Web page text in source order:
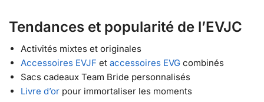
Tendances et popularité de l’EVJC
Activités mixtes et originales
Accessoires EVJF et accessoires EVG combinés
Sacs cadeaux Team Bride personnalisés
Livre d’or pour immortaliser les moments